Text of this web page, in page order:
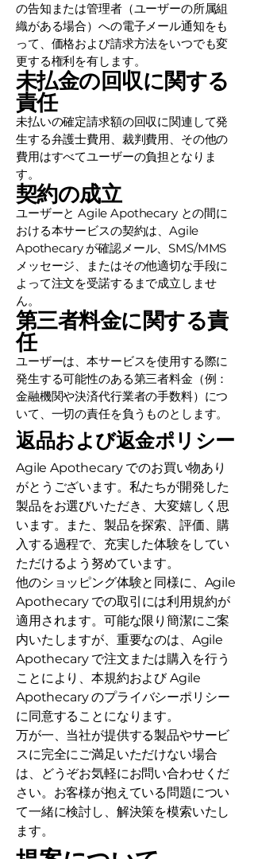
の告知または管理者（ユーザーの所属組
織がある場合）への電子メール通知をも
って、価格および請求方法をいつでも変
更する権利を有します。
未払金の回収に関する
責任
未払いの確定請求額の回収に関連して発
生する弁護士費用、裁判費用、その他の
費用はすべてユーザーの負担となりま
す。
契約の成立
ユーザーと Agile Apothecary との間に
おける本サービスの契約は、Agile
Apothecary が確認メール、SMS/MMS
メッセージ、またはその他適切な手段に
よって注文を受諾するまで成立しませ
ん。
第三者料金に関する責
任
ユーザーは、本サービスを使用する際に
発生する可能性のある第三者料金（例：
金融機関や決済代行業者の手数料）につ
いて、一切の責任を負うものとします。
返品および返金ポリシー
Agile Apothecary でのお買い物あり
がとうございます。私たちが開発した
製品をお選びいただき、大変嬉しく思
います。また、製品を探索、評価、購
入する過程で、充実した体験をしてい
ただけるよう努めています。
他のショッピング体験と同様に、Agile
Apothecary での取引には利用規約が
適用されます。可能な限り簡潔にご案
内いたしますが、重要なのは、Agile
Apothecary で注文または購入を行う
ことにより、本規約および Agile
Apothecary のプライバシーポリシー
に同意することになります。
万が一、当社が提供する製品やサービ
スに完全にご満足いただけない場合
は、どうぞお気軽にお問い合わせくだ
さい。お客様が抱えている問題につい
て一緒に検討し、解決策を模索いたし
ます。